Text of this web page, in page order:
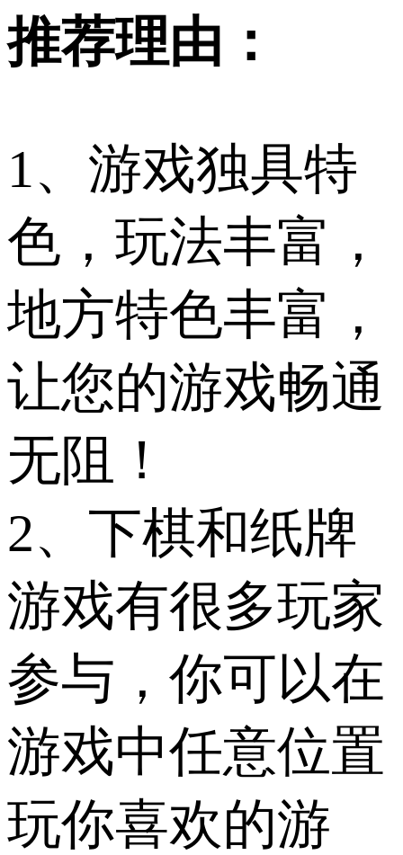
推荐理由：
1、游戏独具特
色，玩法丰富，
地方特色丰富，
让您的游戏畅通
无阻！
2、下棋和纸牌
游戏有很多玩家
参与，你可以在
游戏中任意位置
玩你喜欢的游